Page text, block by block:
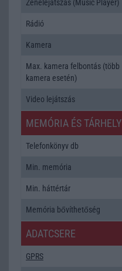
Zenelejátszás (Music Player)
Rádió
Kamera
Max. kamera felbontás (több
kamera esetén)
Video lejátszás
MEMÓRIA ÉS TÁRHELY
Telefonkönyv db
Min. memória
Min. háttértár
Memória bővíthetőség
ADATCSERE
GPRS